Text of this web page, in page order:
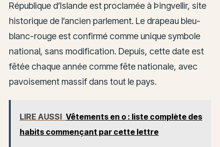
République d’Islande est proclamée à Þingvellir, site
historique de l’ancien parlement. Le drapeau bleu-
blanc-rouge est confirmé comme unique symbole
national, sans modification. Depuis, cette date est
fêtée chaque année comme fête nationale, avec
pavoisement massif dans tout le pays.
LIRE AUSSI Vêtements en o : liste complète des
habits commençant par cette lettre